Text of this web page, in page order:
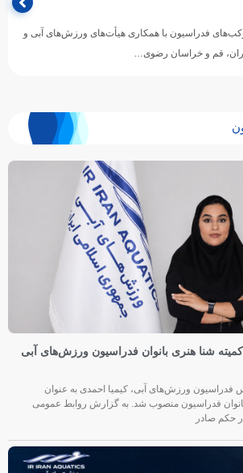
فدراسیون با همکاری هیأت‌های ورزش‌های آبی و
قم و خراسان رضوی…
شنا هنری بانوان فدراسیون ورزش‌های آبی
ورزش‌های آبی، کیمیا احمدی به عنوان
فدراسیون منصوب شد. به گزارش روابط عمومی
حکم صادر